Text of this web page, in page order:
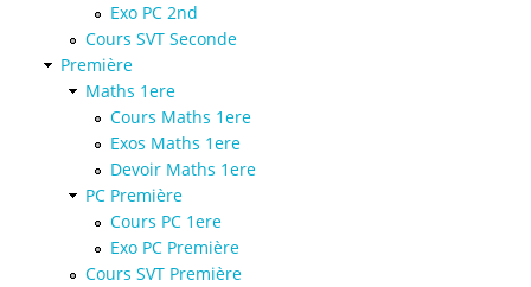
Exo PC 2nd
Cours SVT Seconde
Première
Maths 1ere
Cours Maths 1ere
Exos Maths 1ere
Devoir Maths 1ere
PC Première
Cours PC 1ere
Exo PC Première
Cours SVT Première